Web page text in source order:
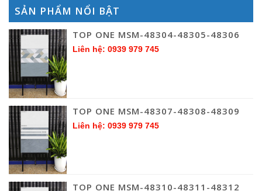
SẢN PHẨM NỔI BẬT
TOP ONE MSM-48304-48305-48306
Liên hệ: 0939 979 745
TOP ONE MSM-48307-48308-48309
Liên hệ: 0939 979 745
TOP ONE MSM-48310-48311-48312